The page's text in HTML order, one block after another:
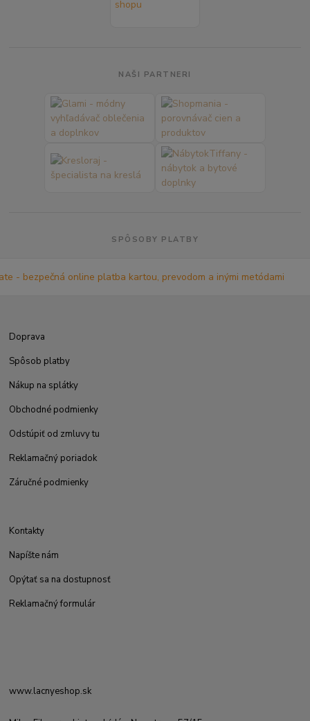
NAŠI PARTNERI
SPÔSOBY PLATBY
Doprava
Spôsob platby
Nákup na splátky
Obchodné podmienky
Odstúpiť od zmluvy tu
Reklamačný poriadok
Záručné podmienky
Kontakty
Napíšte nám
Opýtať sa na dostupnosť
Reklamačný formulár
www.lacnyeshop.sk